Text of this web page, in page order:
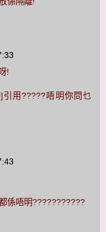
!
引用?????唔明你問乜
係唔明???????????